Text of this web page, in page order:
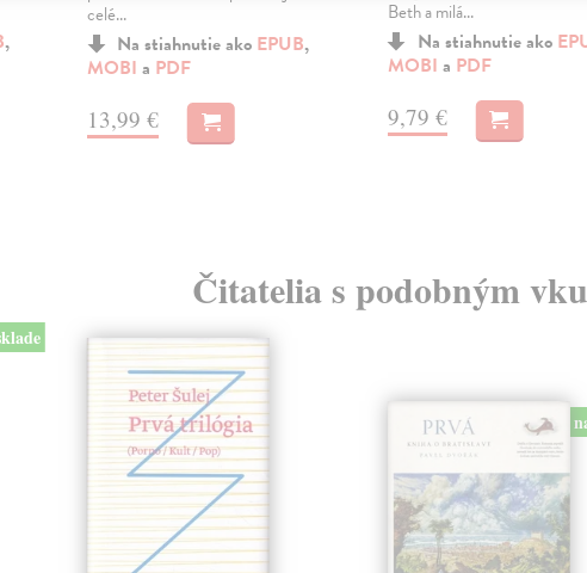
,
celé...
Na stiahnutie ako EPUB,
MOBI a PDF
13,99 €
Beth a milá...
Na stiahnutie ako
MOBI a PDF
9,79 €
Čitatelia s podobným